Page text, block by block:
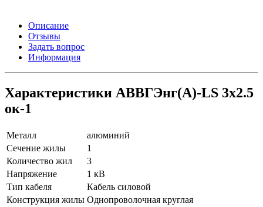
Описание
Отзывы
Задать вопрос
Информация
Характеристики АВВГЭнг(A)-LS 3х2.5
ок-1
Металл
алюминий
Сечение жилы
1
Количество жил
3
Напряжение
1 кВ
Тип кабеля
Кабель силовой
Конструкция жилы Однопроволочная круглая